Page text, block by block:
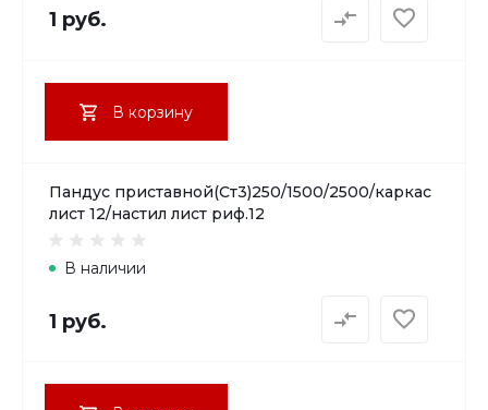
1 руб.
В корзину
Пандус приставной(Ст3)250/1500/2500/каркас
лист 12/настил лист риф.12
В наличии
1 руб.